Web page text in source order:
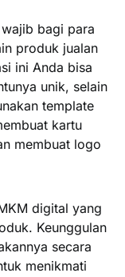
bagi para
produk jualan
ini Anda bisa
unik, selain
template
kartu
membuat logo
digital yang
Keunggulan
secara
menikmati